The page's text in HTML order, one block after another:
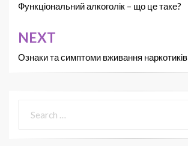
Функціональний алкоголік – що це таке?
NEXT
Ознаки та симптоми вживання наркотиків